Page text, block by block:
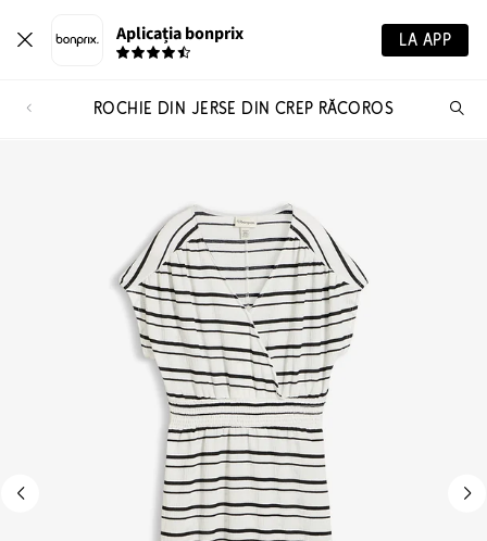
Aplicația bonprix LA APP
ROCHIE DIN JERSE DIN CREP RĂCOROS